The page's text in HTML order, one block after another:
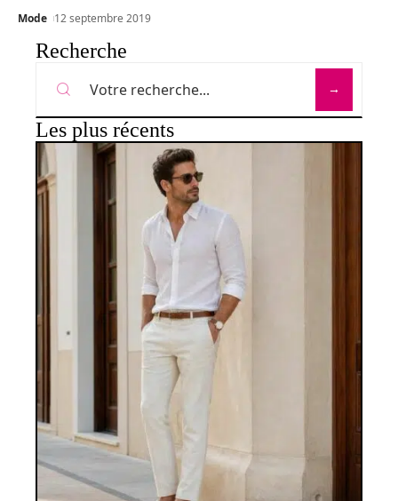
Mode 12 septembre 2019
Recherche
Les plus récents